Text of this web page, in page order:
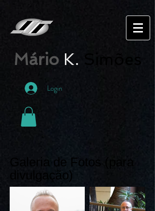
Mário K. Simões
Login
Galeria de Fotos (para
divulgação)